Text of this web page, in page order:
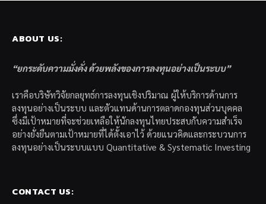
ABOUT US:
“ยกระดับความมั่งคั่ง ด้วยพลังของการลงทุนอย่างเป็นระบบ”
เราคือบริษัทวิจัยกลยุทธ์การลงทุนเชิงปริมาณ ผู้ให้บริการด้านการ
ลงทุนอย่างเป็นระบบ และตัวแทนด้านการตลาดกองทุนส่วนบุคคล
ซึ่งมีเป้าหมายที่จะช่วยเหลือให้นักลงทุนไทยประสบกับความสำเร็จ
อย่างยั่งยืนตามเป้าหมายที่ได้ตั้งเอาไว้ ด้วยแนวคิดและกระบวนการ
ลงทุนอย่างเป็นระบบแบบ Quantitative & Systematic Investing
CONTACT US: